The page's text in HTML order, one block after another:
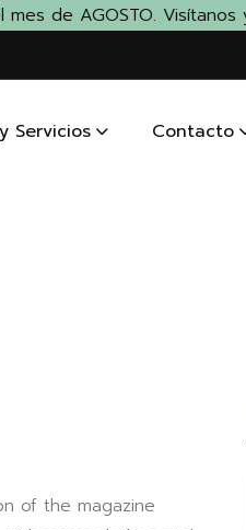
de AGOSTO.
Servicios Contacto
of the magazine